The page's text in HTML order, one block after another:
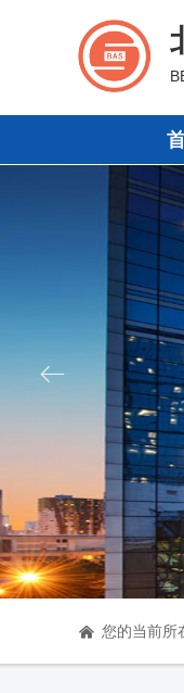
낀 您的当前所
ꂃ